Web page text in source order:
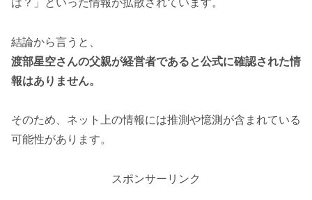
結論から言うと、
渡部星空さんの父親が経営者であると公式に確認された情
報はありません。
そのため、ネット上の情報には推測や憶測が含まれている
可能性があります。
スポンサーリンク